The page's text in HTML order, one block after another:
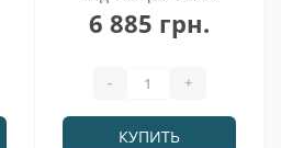
6 885 грн.
- +
КУПИТЬ